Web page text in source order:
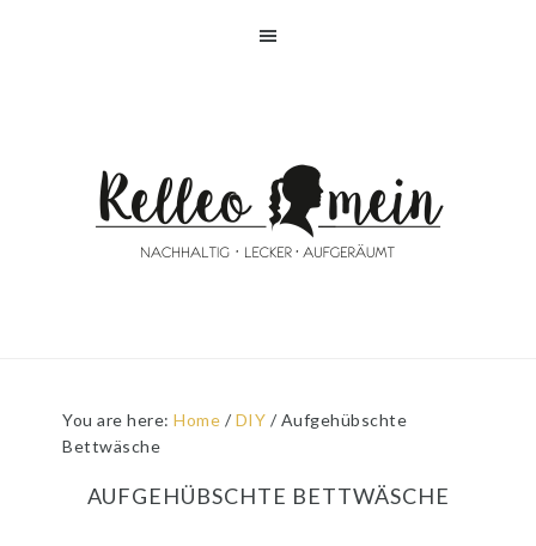
You are here:Home / DIY / Aufgehübschte
Bettwäsche
AUFGEHÜBSCHTE BETTWÄSCHE